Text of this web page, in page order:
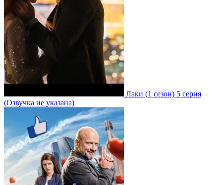
Лаки (1 сезон) 5 серия
(Озвучка не указана)